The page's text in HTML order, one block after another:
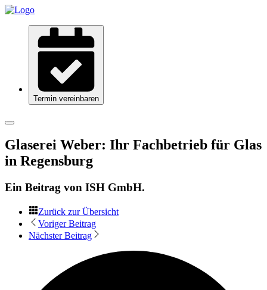
Termin vereinbaren
Glaserei Weber: Ihr Fachbetrieb für Glas
in Regensburg
Ein Beitrag von ISH GmbH.
Zurück zur Übersicht
Voriger Beitrag
Nächster Beitrag